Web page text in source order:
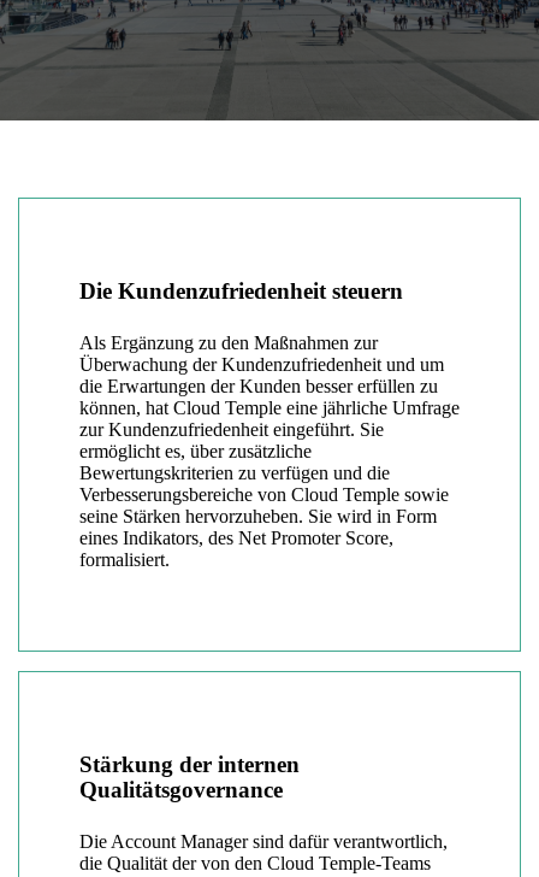
Die Kundenzufriedenheit steuern
Als Ergänzung zu den Maßnahmen zur
Überwachung der Kundenzufriedenheit und um
die Erwartungen der Kunden besser erfüllen zu
können, hat Cloud Temple eine jährliche Umfrage
zur Kundenzufriedenheit eingeführt. Sie
ermöglicht es, über zusätzliche
Bewertungskriterien zu verfügen und die
Verbesserungsbereiche von Cloud Temple sowie
seine Stärken hervorzuheben. Sie wird in Form
eines Indikators, des Net Promoter Score,
formalisiert.
Stärkung der internen
Qualitätsgovernance
Die Account Manager sind dafür verantwortlich,
die Qualität der von den Cloud Temple-Teams